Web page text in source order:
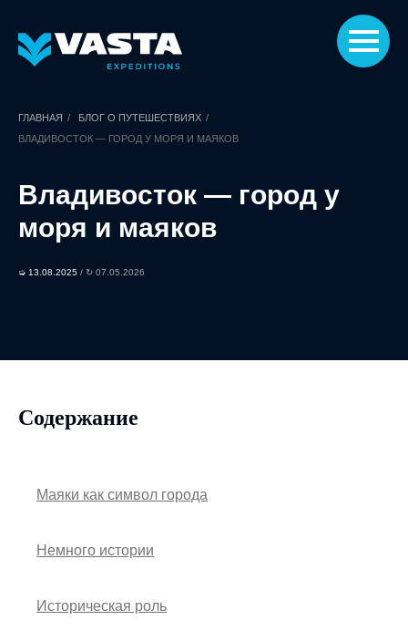
ГЛАВНАЯ / БЛОГ О ПУТЕШЕСТВИЯХ /
ВЛАДИВОСТОК — ГОРОД У МОРЯ И МАЯКОВ
Владивосток — город у
моря и маяков
➭ 13.08.2025 / ↻ 07.05.2026
Содержание
Маяки как символ города
Немного истории
Историческая роль